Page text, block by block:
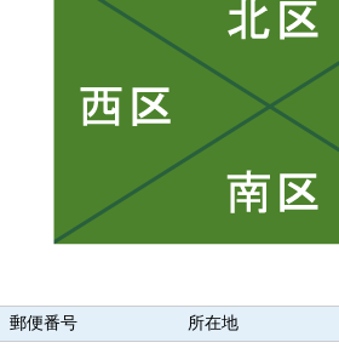
郵便番号 所在地